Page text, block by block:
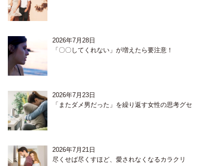
2026年7月28日
「〇〇してくれない」が増えたら要注意！
2026年7月23日
「またダメ男だった」を繰り返す女性の思考グセ
2026年7月21日
尽くせば尽くすほど、愛されなくなるカラクリ